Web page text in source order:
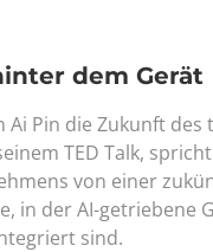
dem Gerät
Ai Pin die Zukunft des
TED Talk,
von einer
in der AI-getriebene
sind.